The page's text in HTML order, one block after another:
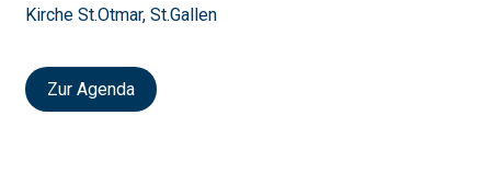
Kirche St.Otmar, St.Gallen
Zur Agenda